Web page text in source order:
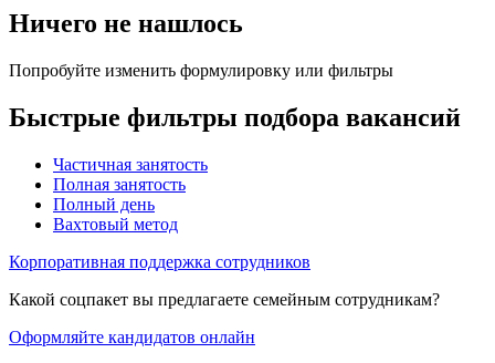
Ничего не нашлось
Попробуйте изменить формулировку или фильтры
Быстрые фильтры подбора вакансий
Частичная занятость
Полная занятость
Полный день
Вахтовый метод
Корпоративная поддержка сотрудников
Какой соцпакет вы предлагаете семейным сотрудникам?
Оформляйте кандидатов онлайн